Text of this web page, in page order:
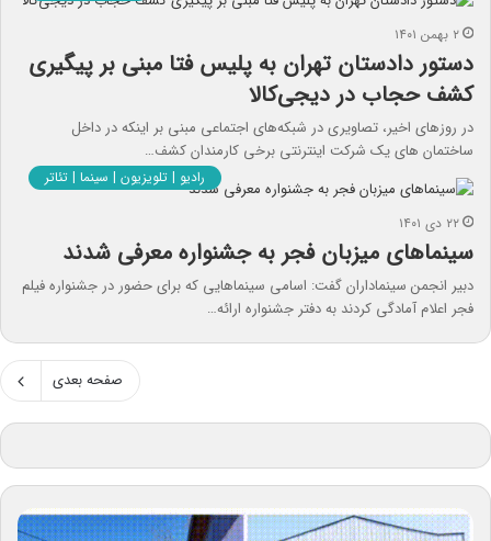
۲ بهمن ۱۴۰۱
دستور دادستان تهران به پلیس فتا مبنی بر پیگیری
کشف حجاب در دیجی‌کالا
در روزهای اخیر، تصاویری در شبکه‌های اجتماعی مبنی بر اینکه در داخل
ساختمان های یک شرکت اینترنتی برخی کارمندان کشف…
رادیو | تلویزیون | سینما | تئاتر
۲۲ دی ۱۴۰۱
سینماهای میزبان فجر به جشنواره معرفی شدند
دبیر انجمن سینماداران گفت: اسامی سینماهایی که برای حضور در جشنواره فیلم
فجر اعلام آمادگی کردند به دفتر جشنواره ارائه…
صفحه بعدی